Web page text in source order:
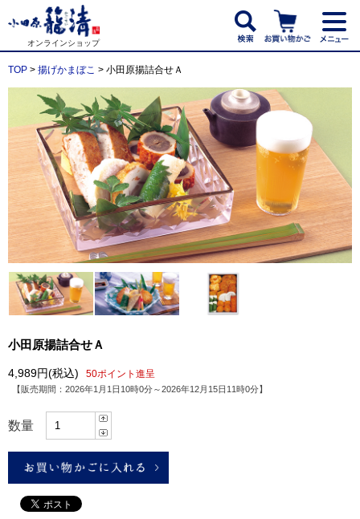
オンラインショップ
TOP > 揚げかまぼこ > 小田原揚詰合せＡ
小田原揚詰合せＡ
4,989円(税込) 50ポイント進呈
【販売期間： 2026年1月1日10時0分～2026年12月15日11時0分】
数量